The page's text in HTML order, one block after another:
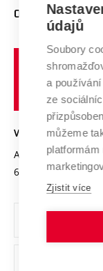
E-přihláška
Doktorské studium
Podpora podnikání
Mezinárodní
Systém zajišťování
Výzkumné
Transfer znalostí
Open Science
Projekty
Projekty ze
Specifický výzkum
Zahraniční
Spolupráce se
Služby univerzity
Mezinárodní
Univerzitní sítě
O UNIVERZITĚ
Profil univerzity
Udržitelná
Podnikavá
Bezpečná
Vyznamenání
Organizační
Ochrana osobních
VYSOKÉ UČENÍ
Antonínská 548/1
602 00 Brno
údajů
Soubory
a
ze
můžeme
platformám
Zjistit více